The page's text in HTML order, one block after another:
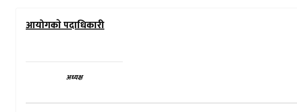
आयोगकाे पदाधिकारी
अध्यक्ष